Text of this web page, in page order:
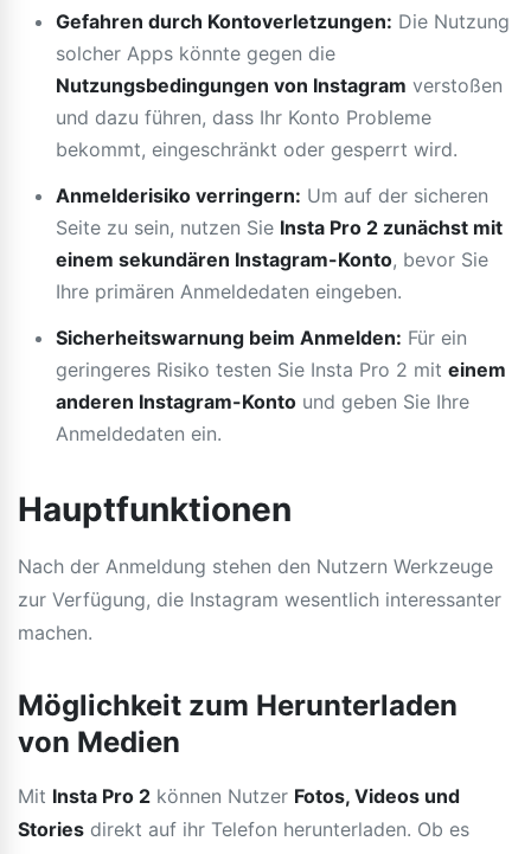
Gefahren durch Kontoverletzungen: Die Nutzung
solcher Apps könnte gegen die
Nutzungsbedingungen von Instagram verstoßen
und dazu führen, dass Ihr Konto Probleme
bekommt, eingeschränkt oder gesperrt wird.
Anmelderisiko verringern: Um auf der sicheren
Seite zu sein, nutzen Sie Insta Pro 2 zunächst mit
einem sekundären Instagram-Konto, bevor Sie
Ihre primären Anmeldedaten eingeben.
Sicherheitswarnung beim Anmelden: Für ein
geringeres Risiko testen Sie Insta Pro 2 mit einem
anderen Instagram-Konto und geben Sie Ihre
Anmeldedaten ein.
Hauptfunktionen
Nach der Anmeldung stehen den Nutzern Werkzeuge
zur Verfügung, die Instagram wesentlich interessanter
machen.
Möglichkeit zum Herunterladen
von Medien
Mit Insta Pro 2 können Nutzer Fotos, Videos und
Stories direkt auf ihr Telefon herunterladen. Ob es